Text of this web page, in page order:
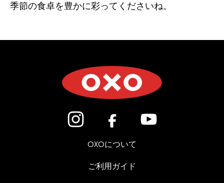
季節の食卓を豊かに彩ってくださいね。
OXOについて
ご利用ガイド